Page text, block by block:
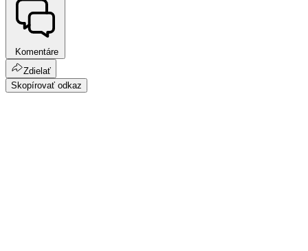
Komentáre
Zdielať
Skopírovať odkaz